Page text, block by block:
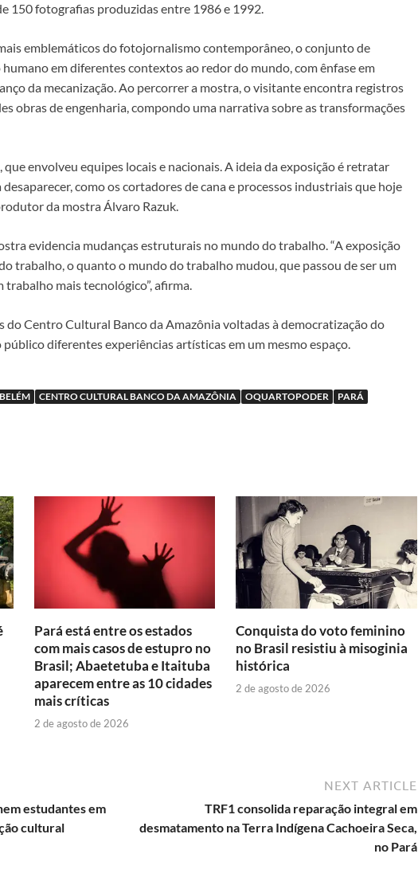
150 fotografias produzidas entre 1986 e 1992.
emblemáticos do fotojornalismo contemporâneo, o conjunto de
em diferentes contextos ao redor do mundo, com ênfase em
da mecanização. Ao percorrer a mostra, o visitante encontra registros
obras de engenharia, compondo uma narrativa sobre as transformações
envolveu equipes locais e nacionais. A ideia da exposição é retratar
como os cortadores de cana e processos industriais que hoje
da mostra Álvaro Razuk.
evidencia mudanças estruturais no mundo do trabalho. “A exposição
trabalho, o quanto o mundo do trabalho mudou, que passou de ser um
mais tecnológico”, afirma.
do Centro Cultural Banco da Amazônia voltadas à democratização do
diferentes experiências artísticas em um mesmo espaço.
BELÉM CENTRO CULTURAL BANCO DA AMAZÔNIA OQUARTOPODER
PARÁ
Pará está entre os estados
com mais casos de estupro no
Brasil; Abaetetuba e Itaituba
aparecem entre as 10 cidades
mais críticas
2 de agosto de 2026
Conquista do voto feminino
no Brasil resistiu à misoginia
histórica
2 de agosto de 2026
estudantes em
cultural
NEXT ARTICLE
TRF1 consolida reparação integral em
desmatamento na Terra Indígena Cachoeira Seca,
no Pará